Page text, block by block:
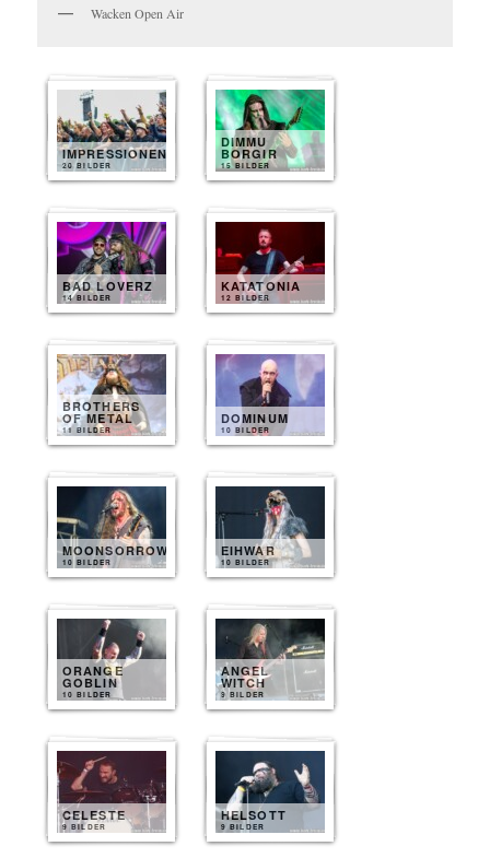
Wacken Open Air
IMPRESSIONEN
20 BILDER
DIMMU
BORGIR
15 BILDER
BAD LOVERZ
14 BILDER
KATATONIA
12 BILDER
BROTHERS
OF METAL
11 BILDER
DOMINUM
10 BILDER
MOONSORROW
10 BILDER
EIHWAR
10 BILDER
ORANGE
GOBLIN
10 BILDER
ANGEL
WITCH
9 BILDER
CELESTE
9 BILDER
HELSOTT
9 BILDER